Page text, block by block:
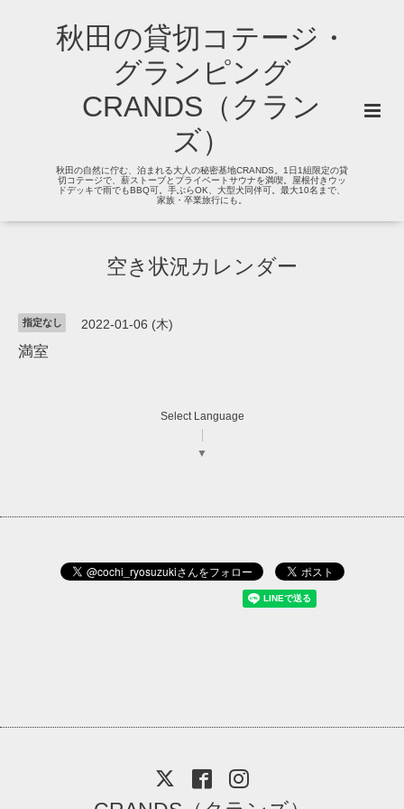
秋田の貸切コテージ・
グランピング
CRANDS（クラン
ズ）
秋田の自然に佇む、泊まれる大人の秘密基地CRANDS。1日1組限定の貸
切コテージで、薪ストーブとプライベートサウナを満喫。屋根付きウッ
ドデッキで雨でもBBQ可。手ぶらOK、大型犬同伴可。最大10名まで、
家族・卒業旅行にも。
空き状況カレンダー
指定なし 2022-01-06 (木)
満室
Select Language
▼